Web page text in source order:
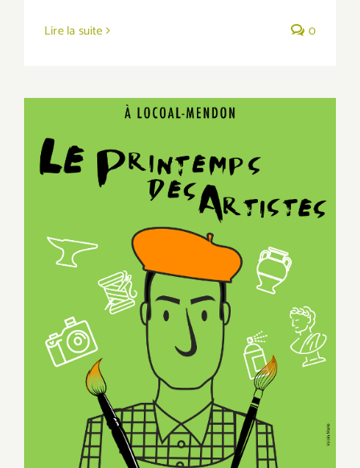
Lire la suite 0
Le Printemps des Artistes 2019